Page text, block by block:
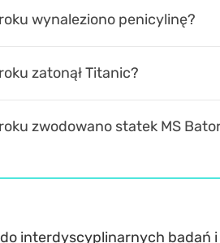
wynaleziono penicylinę?
zatonął Titanic?
zwodowano statek MS
interdyscyplinarnych badań